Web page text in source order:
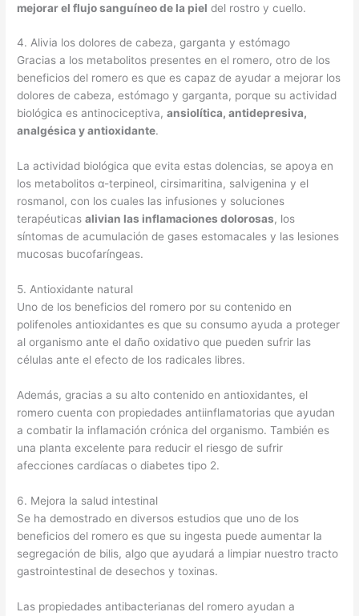
mejorar el flujo sanguíneo de la piel del rostro y cuello.
4. Alivia los dolores de cabeza, garganta y estómago
Gracias a los metabolitos presentes en el romero, otro de los
beneficios del romero es que es capaz de ayudar a mejorar los
dolores de cabeza, estómago y garganta, porque su actividad
biológica es antinociceptiva,ansiolítica, antidepresiva,
analgésica y antioxidante.
La actividad biológica que evita estas dolencias, se apoya en
los metabolitos α-terpineol, cirsimaritina, salvigenina y el
rosmanol, con los cuales las infusiones y soluciones
terapéuticasalivian las inflamaciones dolorosas, los
síntomas de acumulación de gases estomacales y las lesiones
mucosas bucofaríngeas.
5. Antioxidante natural
Uno de los beneficios del romero por su contenido en
polifenoles antioxidantes es que su consumo ayuda a proteger
al organismo ante el daño oxidativo que pueden sufrir las
células ante el efecto de los radicales libres.
Además, gracias a su alto contenido en antioxidantes, el
romero cuenta con propiedades antiinflamatorias que ayudan
a combatir la inflamación crónica del organismo. También es
una planta excelente para reducir el riesgo de sufrir
afecciones cardíacas o diabetes tipo 2.
6. Mejora la salud intestinal
Se ha demostrado en diversos estudios que uno de los
beneficios del romero es que su ingesta puede aumentar la
segregación de bilis, algo que ayudará a limpiar nuestro tracto
gastrointestinal de desechos y toxinas.
Las propiedades antibacterianas del romero ayudan a